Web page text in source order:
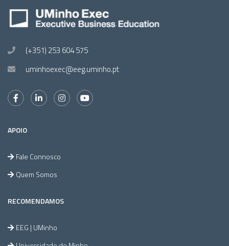
(+351) 253 604 575
uminhoexec@eeg.uminho.pt
APOIO
Fale Connosco
Quem Somos
RECOMENDAMOS
EEG | UMinho